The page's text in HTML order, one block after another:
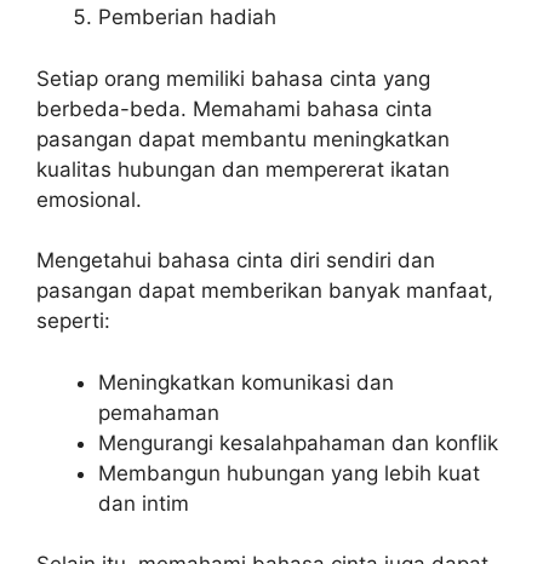
Pemberian hadiah
Setiap orang memiliki bahasa cinta yang
berbeda-beda. Memahami bahasa cinta
pasangan dapat membantu meningkatkan
kualitas hubungan dan mempererat ikatan
emosional.
Mengetahui bahasa cinta diri sendiri dan
pasangan dapat memberikan banyak manfaat,
seperti:
Meningkatkan komunikasi dan
pemahaman
Mengurangi kesalahpahaman dan konflik
Membangun hubungan yang lebih kuat
dan intim